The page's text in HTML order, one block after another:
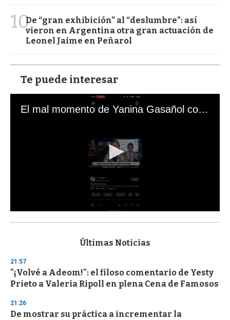
10De “gran exhibición” al “deslumbre”: así
vieron en Argentina otra gran actuación de
Leonel Jaime en Peñarol
Te puede interesar
El mal momento de Yanina Gasañol con un hincha argentino en "Subrayado"
s
d
s
o
f
3
s
Últimas Noticias
21:57
"¡Volvé a Adeom!": el filoso comentario de Yesty
Prieto a Valeria Ripoll en plena Cena de Famosos
21:26
De mostrar su práctica a incrementar la